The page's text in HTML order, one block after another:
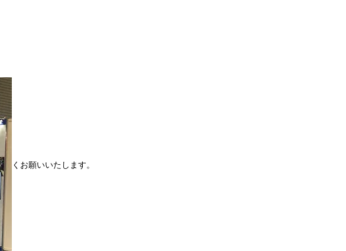
くお願いいたします。